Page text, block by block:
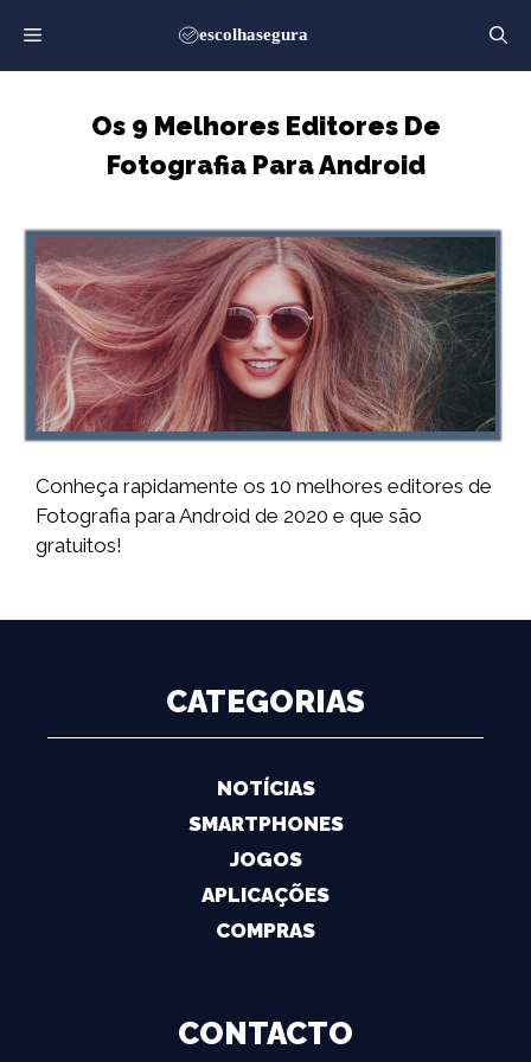
para
o
Os 9 Melhores Editores De
Fotografia Para Android
Conheça rapidamente os 10 melhores editores de
Fotografia para Android de 2020 e que são
gratuitos!
CATEGORIAS
NOTÍCIAS
SMARTPHONES
JOGOS
APLICAÇÕES
COMPRAS
CONTACTO